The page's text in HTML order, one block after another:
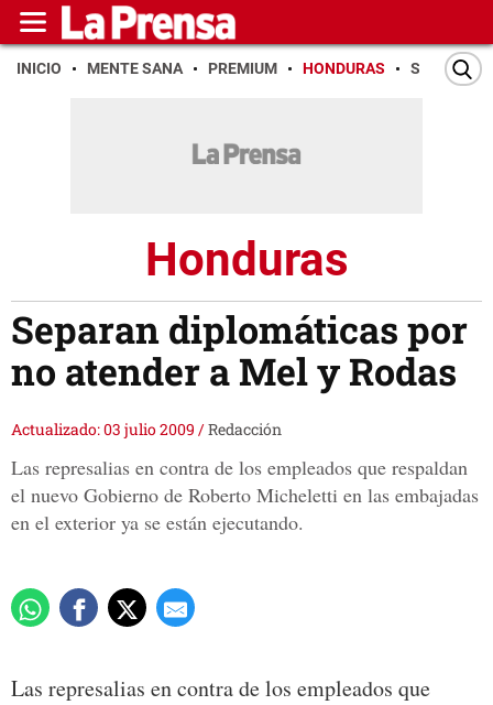
INICIO MENTE SANA PREMIUM HONDURAS SAN PEDRO
Honduras
Separan diplomáticas por
no atender a Mel y Rodas
Actualizado: 03 julio 2009 /Redacción
Las represalias en contra de los empleados que respaldan
el nuevo Gobierno de Roberto Micheletti en las embajadas
en el exterior ya se están ejecutando.
Las represalias en contra de los empleados que